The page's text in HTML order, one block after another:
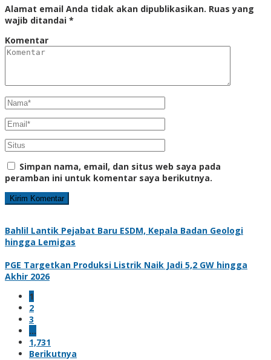
Alamat email Anda tidak akan dipublikasikan. Ruas yang
wajib ditandai *
Komentar
Simpan nama, email, dan situs web saya pada
peramban ini untuk komentar saya berikutnya.
Bahlil Lantik Pejabat Baru ESDM, Kepala Badan Geologi
hingga Lemigas
PGE Targetkan Produksi Listrik Naik Jadi 5,2 GW hingga
Akhir 2026
1
2
3
…
1,731
Berikutnya